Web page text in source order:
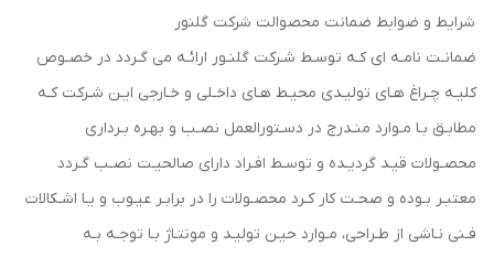
شرایط و ضوابط ضمانت محصوالت شرکت گلنور
ضمانـت نامـه ای کـه توسـط شـرکت گلنـور ارائـه می گـردد در خصـوص
کلیـه چـراغ هـای تولیـدی محیـط هـای داخـلی و خـارجی ایـن شـرکت کـه
مطابـق بـا مـوارد منـدرج در دسـتورالعمل نصـب و بهـره بـرداری
محصـولات قیـد گردیـده و توسـط افـراد دارای صالحیـت نصـب گـردد
معتبـر بـوده و صحـت کار کـرد محصـولات را در برابـر عیـوب و یـا اشـکالات
فـنی نـاشی از طـراحی، مـوارد حیـن تولیـد و مونتـاژ بـا توجـه بـه